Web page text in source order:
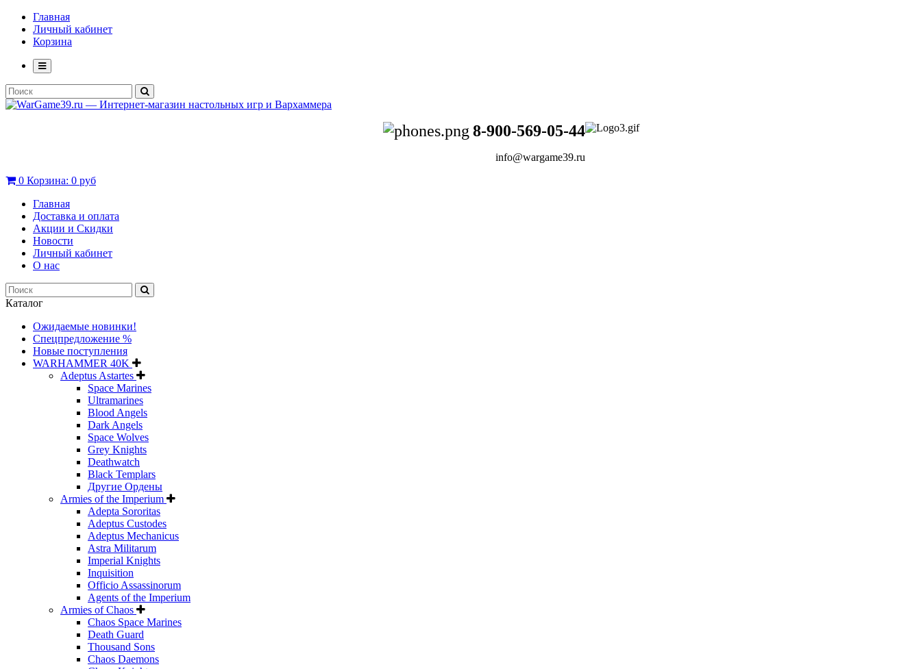
Главная
Личный кабинет
Корзина
8-900-569-05-44
info@wargame39.ru
0 Корзина: 0 руб
Главная
Доставка и оплата
Акции и Скидки
Новости
Личный кабинет
О нас
Каталог
Ожидаемые новинки!
Спецпредложение %
Новые поступления
WARHAMMER 40K
Adeptus Astartes
Space Marines
Ultramarines
Blood Angels
Dark Angels
Space Wolves
Grey Knights
Deathwatch
Black Templars
Другие Ордены
Armies of the Imperium
Adepta Sororitas
Adeptus Custodes
Adeptus Mechanicus
Astra Militarum
Imperial Knights
Inquisition
Officio Assassinorum
Agents of the Imperium
Armies of Chaos
Chaos Space Marines
Death Guard
Thousand Sons
Chaos Daemons